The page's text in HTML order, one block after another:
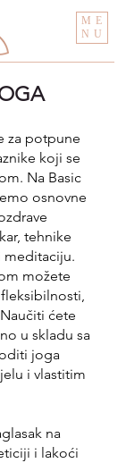
ME
NU
za potpune
koji se
Na Basic
osnovne
tehnike
meditaciju.
možete
ćete
u skladu sa
joga
i vlastitim
na
i lakoći